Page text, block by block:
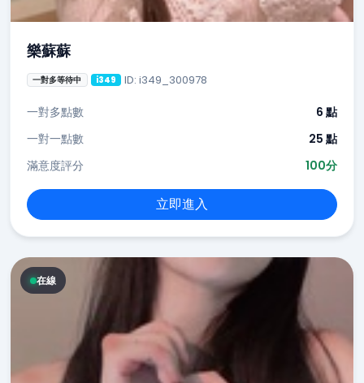
樂蘇蘇
一對多等待中 i349 ID: i349_300978
一對多點數
6 點
一對一點數
25 點
滿意度評分
100分
立即進入
在線